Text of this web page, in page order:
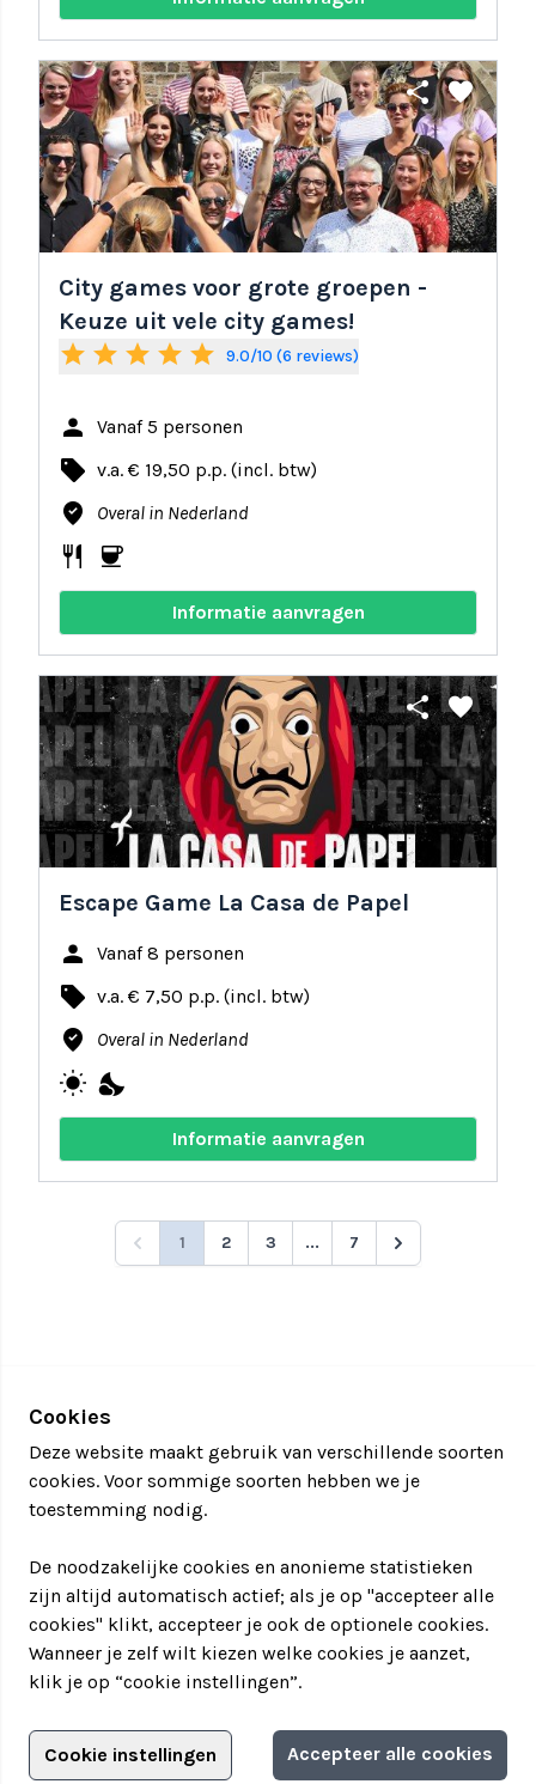
Filter jouw teamuitstapje!
share favorite
City games voor grote groepen -
Keuze uit vele city games!
star star star star star 9.0/10 (6 reviews)
person Vanaf 5 personen
local_offer v.a. € 19,50 p.p. (incl. btw)
where_to_vote Overal in Nederland
restaurant coffee
Informatie aanvragen
share favorite
Escape Game La Casa de Papel
person Vanaf 8 personen
local_offer v.a. € 7,50 p.p. (incl. btw)
where_to_vote Overal in Nederland
wb_sunny nights_stay
Informatie aanvragen
1 2 3 ... 7
Adverteren?
Cookies
Deze website maakt gebruik van verschillende soorten
cookies. Voor sommige soorten hebben we je
toestemming nodig.
De noodzakelijke cookies en anonieme statistieken
zijn altijd automatisch actief; als je op "accepteer alle
cookies" klikt, accepteer je ook de optionele cookies.
Wanneer je zelf wilt kiezen welke cookies je aanzet,
klik je op “cookie instellingen”.
Cookie instellingen Accepteer alle cookies